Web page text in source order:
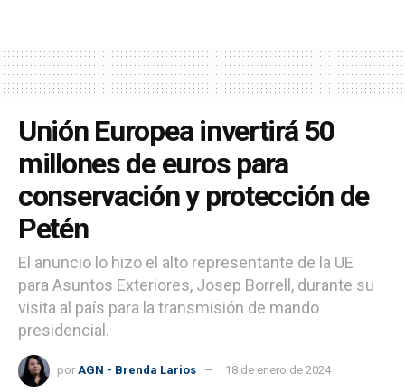
Unión Europea invertirá 50
millones de euros para
conservación y protección de
Petén
El anuncio lo hizo el alto representante de la UE
para Asuntos Exteriores, Josep Borrell, durante su
visita al país para la transmisión de mando
presidencial.
por AGN - Brenda Larios 18 de enero de 2024